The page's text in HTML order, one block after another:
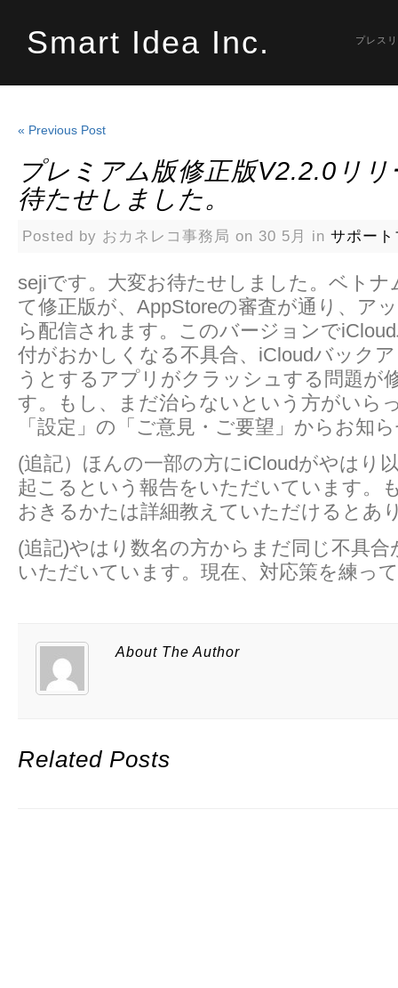
Smart Idea Inc. プレス
« Previous Post
プレミアム版修正版v2.2.0リ
待たせしました。
Posted by おカネレコ事務局 on 30 5月 in サポー
sejiです。大変お待たせしました。ベト
て修正版が、AppStoreの審査が通り、ア
ら配信されます。このバージョンで
付がおかしくなる不具合、iCloudバック
うとするアプリがクラッシュする問題が
す。もし、まだ治らないという方がいら
「設定」の「ご意見・ご要望」からお知
(追記）ほんの一部の方にiCloudがやはり
起こるという報告をいただいています。
おきるかたは詳細教えていただけるとあ
(追記)やはり数名の方からまだ同じ不具
いただいています。現在、対応策を練っ
About The Author
Related Posts